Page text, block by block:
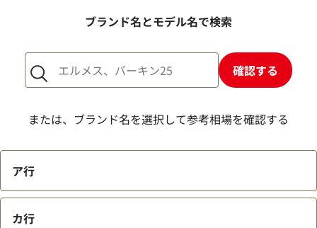
1点からでも査定できますか？
ブランド名とモデル名で検索
確認する
または、ブランド名を選択して参考相場を確認する
ア行
カ行